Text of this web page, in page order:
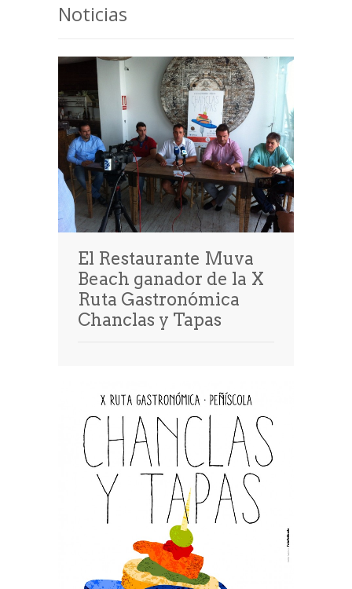
Noticias
El Restaurante Muva
Beach ganador de la X
Ruta Gastronómica
Chanclas y Tapas